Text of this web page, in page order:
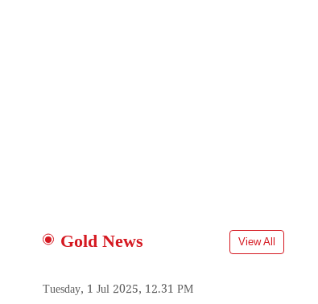
Gold News View All
Tuesday, 1 Jul 2025, 12.31 PM